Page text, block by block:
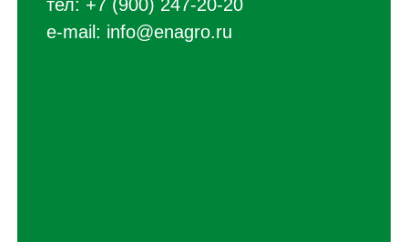
тел: +7 (900) 247-20-20
e-mail: info@enagro.ru